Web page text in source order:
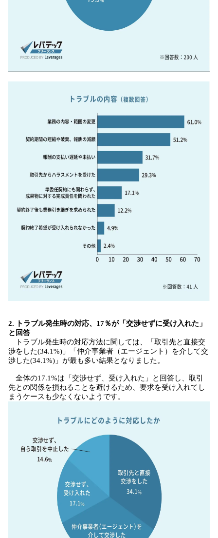
2. トラブル発生時の対応、17％が「交渉せずに受け入れた」
と回答
トラブル発生時の対応方法に関しては、「取引先と直接交
渉をした(34.1%)」「仲介事業者（エージェント）を介して交
渉した(34.1%)」が最も多い結果となりました。
全体の17.1%は「交渉せず、受け入れた」と回答し、取引
先との関係を損ねることを避けるため、要求を受け入れてし
まうケースも少なくないようです。